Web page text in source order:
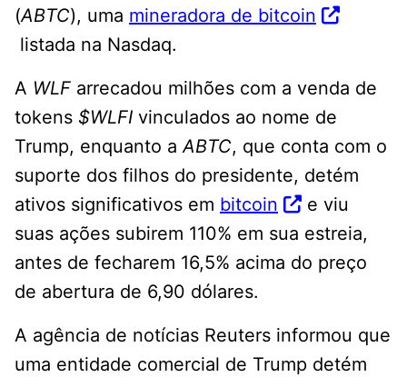
(ABTC), uma mineradora de bitcoin
listada na Nasdaq.
A WLF arrecadou milhões com a venda de
tokens $WLFI vinculados ao nome de
Trump, enquanto aABTC, que conta com o
suporte dos filhos do presidente, detém
ativos significativos em bitcoin
e viu
suas ações subirem 110% em sua estreia,
antes de fecharem 16,5% acima do preço
de abertura de 6,90 dólares.
A agência de notícias Reuters informou que
uma entidade comercial de Trump detém